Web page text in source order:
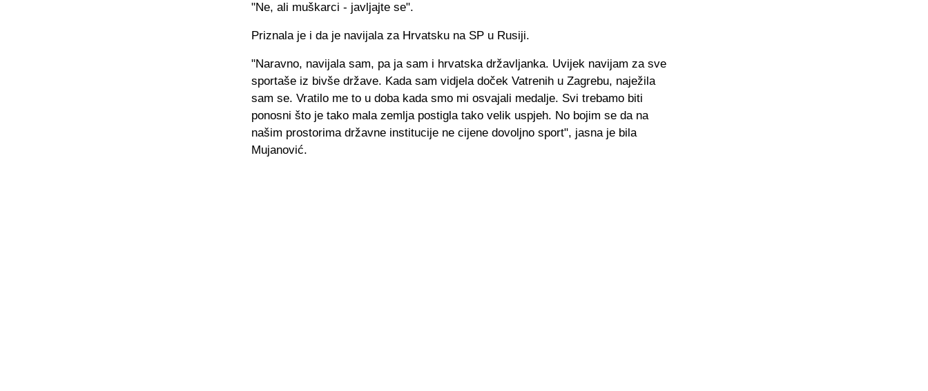
"Ne, ali muškarci - javljajte se".
Priznala je i da je navijala za Hrvatsku na SP u Rusiji.
"Naravno, navijala sam, pa ja sam i hrvatska državljanka. Uvijek navijam za sve
sportaše iz bivše države. Kada sam vidjela doček Vatrenih u Zagrebu, naježila
sam se. Vratilo me to u doba kada smo mi osvajali medalje. Svi trebamo biti
ponosni što je tako mala zemlja postigla tako velik uspjeh. No bojim se da na
našim prostorima državne institucije ne cijene dovoljno sport", jasna je bila
Mujanović.